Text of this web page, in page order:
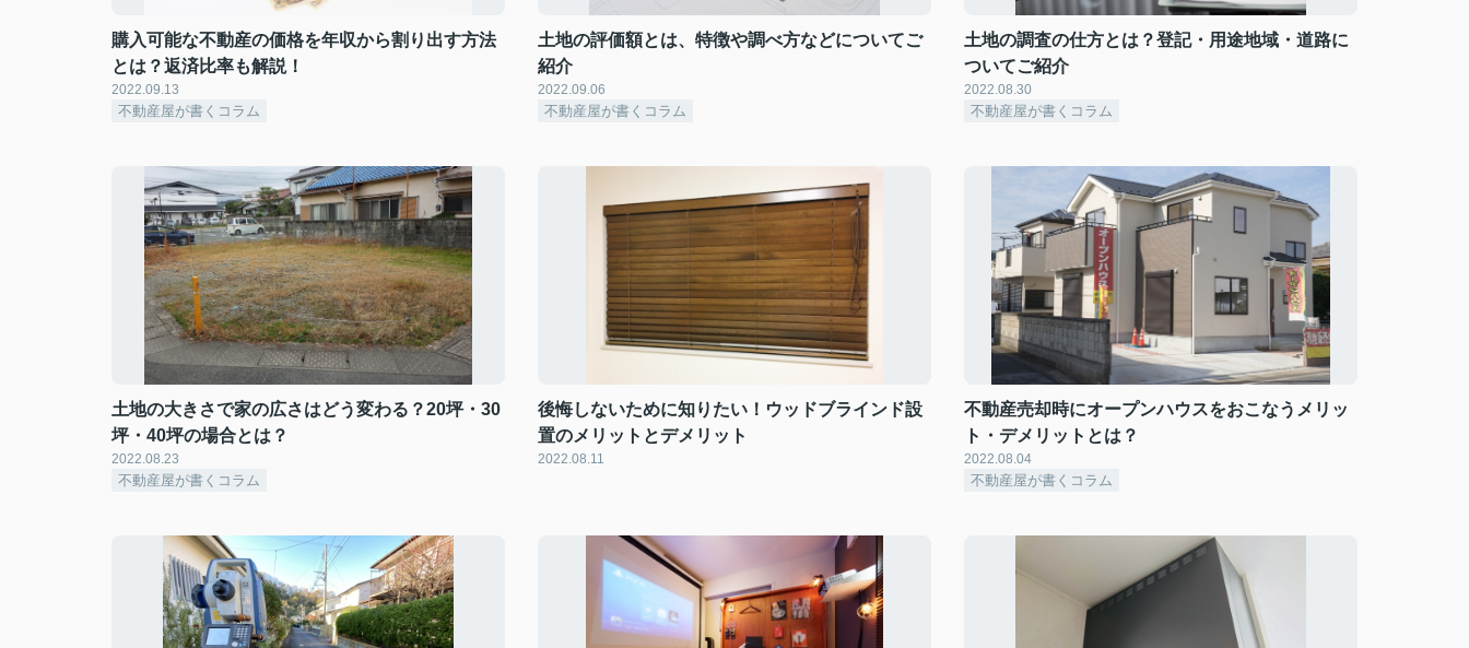
購入可能な不動産の価格を年収から割り出す方法
とは？返済比率も解説！
2022.09.13
不動産屋が書くコラム
土地の評価額とは、特徴や調べ方などについてご
紹介
2022.09.06
不動産屋が書くコラム
土地の調査の仕方とは？登記・用途地域・道路に
ついてご紹介
2022.08.30
不動産屋が書くコラム
土地の大きさで家の広さはどう変わる？20坪・30
坪・40坪の場合とは？
2022.08.23
不動産屋が書くコラム
後悔しないために知りたい！ウッドブラインド設
置のメリットとデメリット
2022.08.11
不動産売却時にオープンハウスをおこなうメリッ
ト・デメリットとは？
2022.08.04
不動産屋が書くコラム